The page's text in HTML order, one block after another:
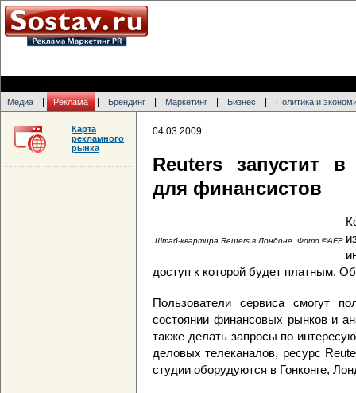
Медиа Реклама Брендинг Маркетинг Бизнес Политика и
04.03.2009
Reuters запустит в
для финансистов
Штаб-квартира Reuters в Лондоне. Фото ©AFP
доступ к которой будет платным.
Пользователи сервиса смогут
состоянии финансовых рынков и
также делать запросы по
деловых телеканалов, ресурс
студии оборудуются в Гонконге,
Карта
рекламного
рынка